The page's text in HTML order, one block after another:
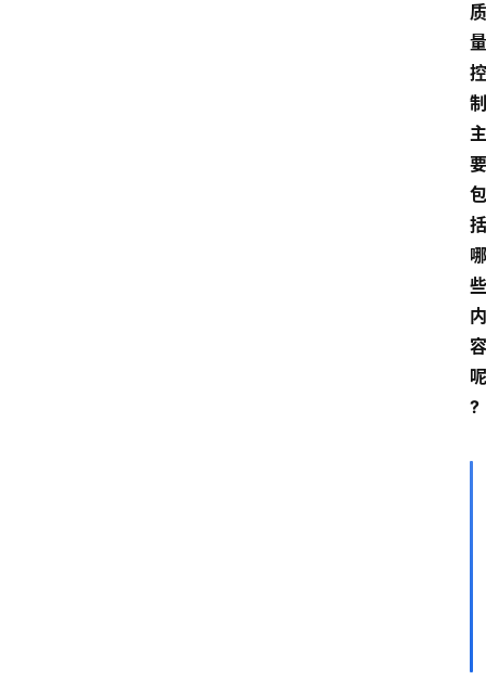
质
量
控
制
主
要
包
括
哪
些
内
容
呢
?